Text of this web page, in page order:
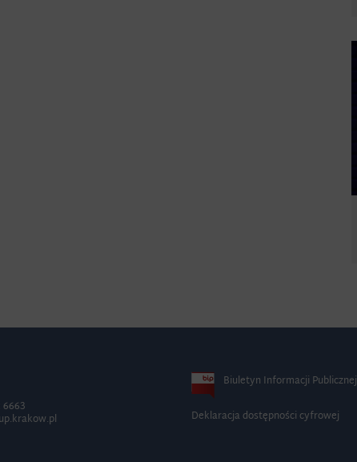
Biuletyn Informacji Publicznej
Deklaracja dostępności cyfrowej